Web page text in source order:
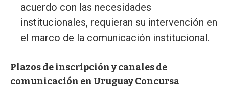
acuerdo con las necesidades
institucionales, requieran su intervención en
el marco de la comunicación institucional.
Plazos de inscripción y canales de
comunicación en Uruguay Concursa